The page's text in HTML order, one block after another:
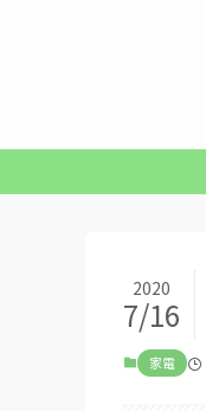
2020
7/16
家電